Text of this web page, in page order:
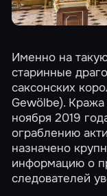
Именно на
старинные
саксонских
Gewölbe).
ноября 2019
ограблению
назначено
информацию о
следователей